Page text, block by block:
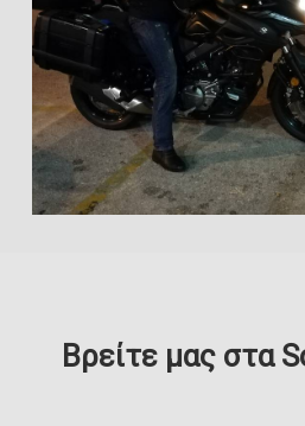
Βρείτε μας στα